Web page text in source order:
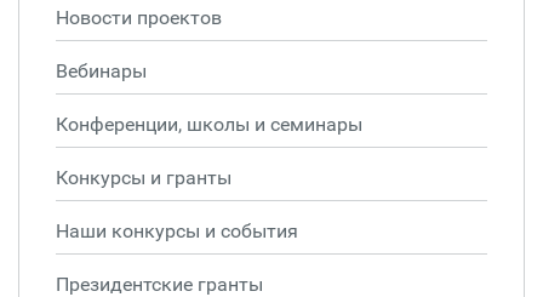
Новости проектов
Вебинары
Конференции, школы и семинары
Конкурсы и гранты
Наши конкурсы и события
Президентские гранты